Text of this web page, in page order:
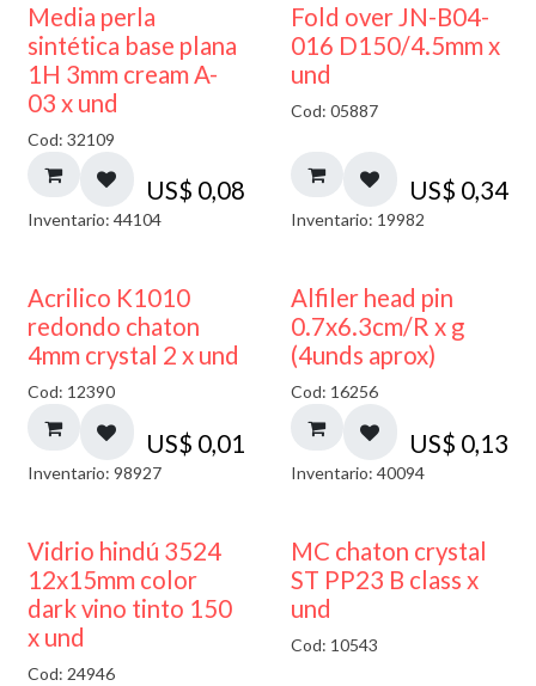
Media perla
sintética base plana
1H 3mm cream A-
03 x und
Cod: 32109
US$ 0,08
Inventario: 44104
Fold over JN-B04-
016 D150/4.5mm x
und
Cod: 05887
US$ 0,34
Inventario: 19982
50% DESCUENTO
Acrilico K1010
redondo chaton
4mm crystal 2 x und
Cod: 12390
US$ 0,01
Inventario: 98927
Alfiler head pin
0.7x6.3cm/R x g
(4unds aprox)
Cod: 16256
US$ 0,13
Inventario: 40094
40% DESCUENTO
Vidrio hindú 3524
12x15mm color
dark vino tinto 150
x und
Cod: 24946
MC chaton crystal
ST PP23 B class x
und
Cod: 10543